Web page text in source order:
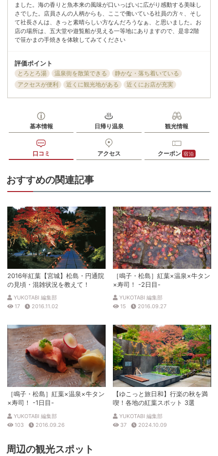
ました。海の香りと魚本来の風味が口いっぱいに広がり感動する美味し
さでした。店員さんの人柄からも、ここで働いている社員の方々、そし
て社長さんは、きっと素晴らしい方なんだろうなぁ、と思いました。お
店の場所は、五大堂や遊覧船が見える一等地にありますので、是非2階
で笹かまの手焼きを体験してみてください
評価ポイント
とろとろ湯 温泉街を散策できる
静かな・落ち着いている
アクセスが便利
近くに観光地がある 近くにお店が充実
基本情報 日帰り温泉 観光情報
口コミ アクセス クーポン 宿泊
おすすめの関連記事
2016年紅葉【宮城】松島・円通院
の見頃・混雑状況を教えて！
YUKOTABI 編集部
17
2016.11.02
［鳴子・松島］紅葉×温泉×牛タン
×寿司！ -2日目-
YUKOTABI 編集部
15
2016.09.27
［鳴子・松島］紅葉×温泉×牛タン
×寿司！ -1日目-
YUKOTABI 編集部
103
2016.09.26
【ゆこっと旅日和】行楽の秋を満
喫！各地の紅葉スポット 3選
YUKOTABI 編集部
37
2024.10.09
周辺の観光スポット